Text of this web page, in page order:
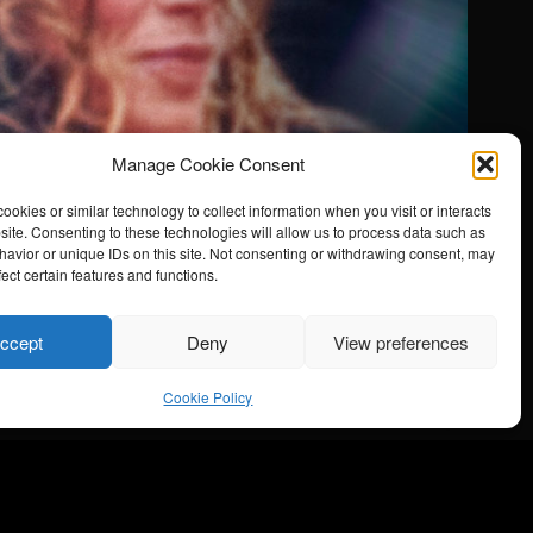
Manage Cookie Consent
or similar technology to collect information when you visit or interacts
Consenting to these technologies will allow us to process data such as
or unique IDs on this site. Not consenting or withdrawing consent, may
certain features and functions.
Deny View preferences
Cookie Policy
Nyhetsbrev